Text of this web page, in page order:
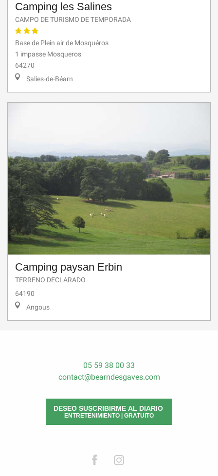
Camping les Salines
CAMPO DE TURISMO DE TEMPORADA
Base de Plein air de Mosquéros
1 impasse Mosqueros
64270
Salies-de-Béarn
Camping paysan Erbin
TERRENO DECLARADO
64190
Angous
05 59 38 00 33
contact@bearndesgaves.com
DESEO SUSCRIBIRME AL DIARIO
ENTRETENIMIENTO | GRATUITO